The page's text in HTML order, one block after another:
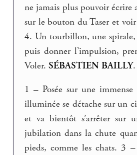
ne jamais plus pouvoir écrire
sur le bouton du Taser et voir
4. Un tourbillon, une spirale,
puis donner l’impulsion,
Voler.SÉBASTIEN BAILLY.
1 – Posée sur une
illuminée se détache sur un
et va bientôt s’arrêter sur
jubilation dans la chute
pieds, comme les chats. 3